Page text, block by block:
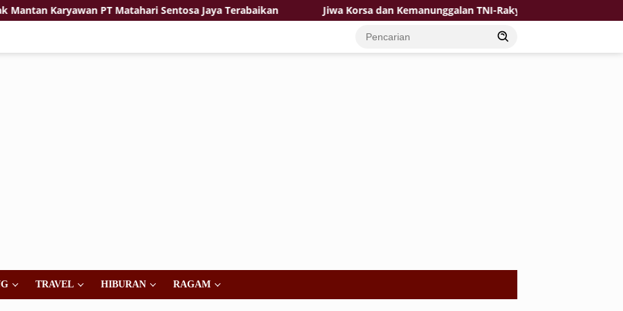
Karyawan PT Matahari Sentosa Jaya Terabaikan Jiwa Korsa dan Kemanunggalan TNI-Rakyat Jadi Kekuatan TMMD di
TRAVEL HIBURAN RAGAM